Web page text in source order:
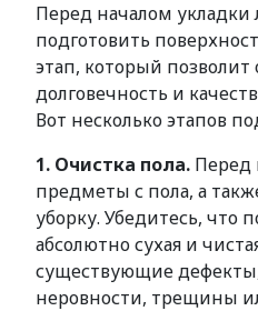
Перед началом
подготовить
этап, который позволит
долговечность и
Вот несколько этапов
1. Очистка пола. Перед
предметы с пола, а
уборку. Убедитесь, что
абсолютно сухая и
существующие
неровности, трещины